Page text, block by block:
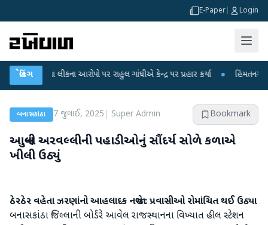
E-Paper Login
બ્રેકિંગ
પરીક્ષા લીકના આરોપો પર રાહુલ ગાંધીએ કેન્દ્ર પર પ્રહાર કર્યા ● હિંમતનગરમાં
બનાસકાંઠા 7 જુલાઈ, 2025 Super Admin Bookmark
આબુની અરવલ્લીની પહાડીઓનું સૌંદર્ય સોળે કળાએ
ખીલી ઉઠ્યું
ઠેરઠેર વહેતા ઝરણાંનો આહલાદક નજારો : પ્રવાસીઓ રોમાંચિત થઈ ઉઠ્યા
બનાસકાંઠા જિલ્લાની બોર્ડરે આવેલ રાજસ્થાનના વિખ્યાત હીલ સ્ટેશન